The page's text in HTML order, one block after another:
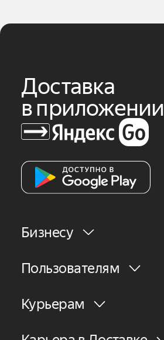
Доставка
в приложении
Бизнесу
Пользователям
Курьерам